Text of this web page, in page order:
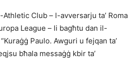
Club – l-avversarju ta’ Roma
League – li bagħtu dan il-
Paulo. Awguri u fejqan ta’
bħala messaġġ kbir ta’